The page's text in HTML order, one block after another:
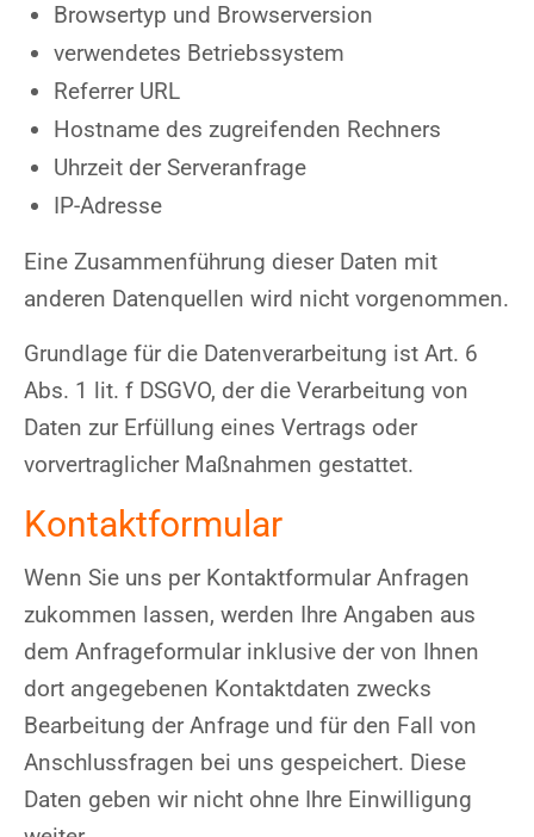
Browsertyp und Browserversion
verwendetes Betriebssystem
Referrer URL
Hostname des zugreifenden Rechners
Uhrzeit der Serveranfrage
IP-Adresse
Eine Zusammenführung dieser Daten mit
anderen Datenquellen wird nicht vorgenommen.
Grundlage für die Datenverarbeitung ist Art. 6
Abs. 1 lit. f DSGVO, der die Verarbeitung von
Daten zur Erfüllung eines Vertrags oder
vorvertraglicher Maßnahmen gestattet.
Kontaktformular
Wenn Sie uns per Kontaktformular Anfragen
zukommen lassen, werden Ihre Angaben aus
dem Anfrageformular inklusive der von Ihnen
dort angegebenen Kontaktdaten zwecks
Bearbeitung der Anfrage und für den Fall von
Anschlussfragen bei uns gespeichert. Diese
Daten geben wir nicht ohne Ihre Einwilligung